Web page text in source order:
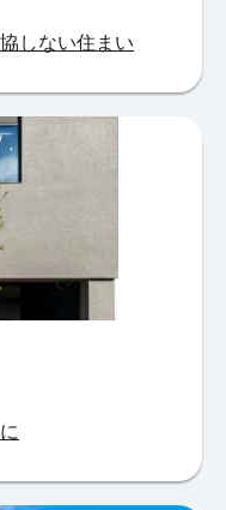
しない住まい